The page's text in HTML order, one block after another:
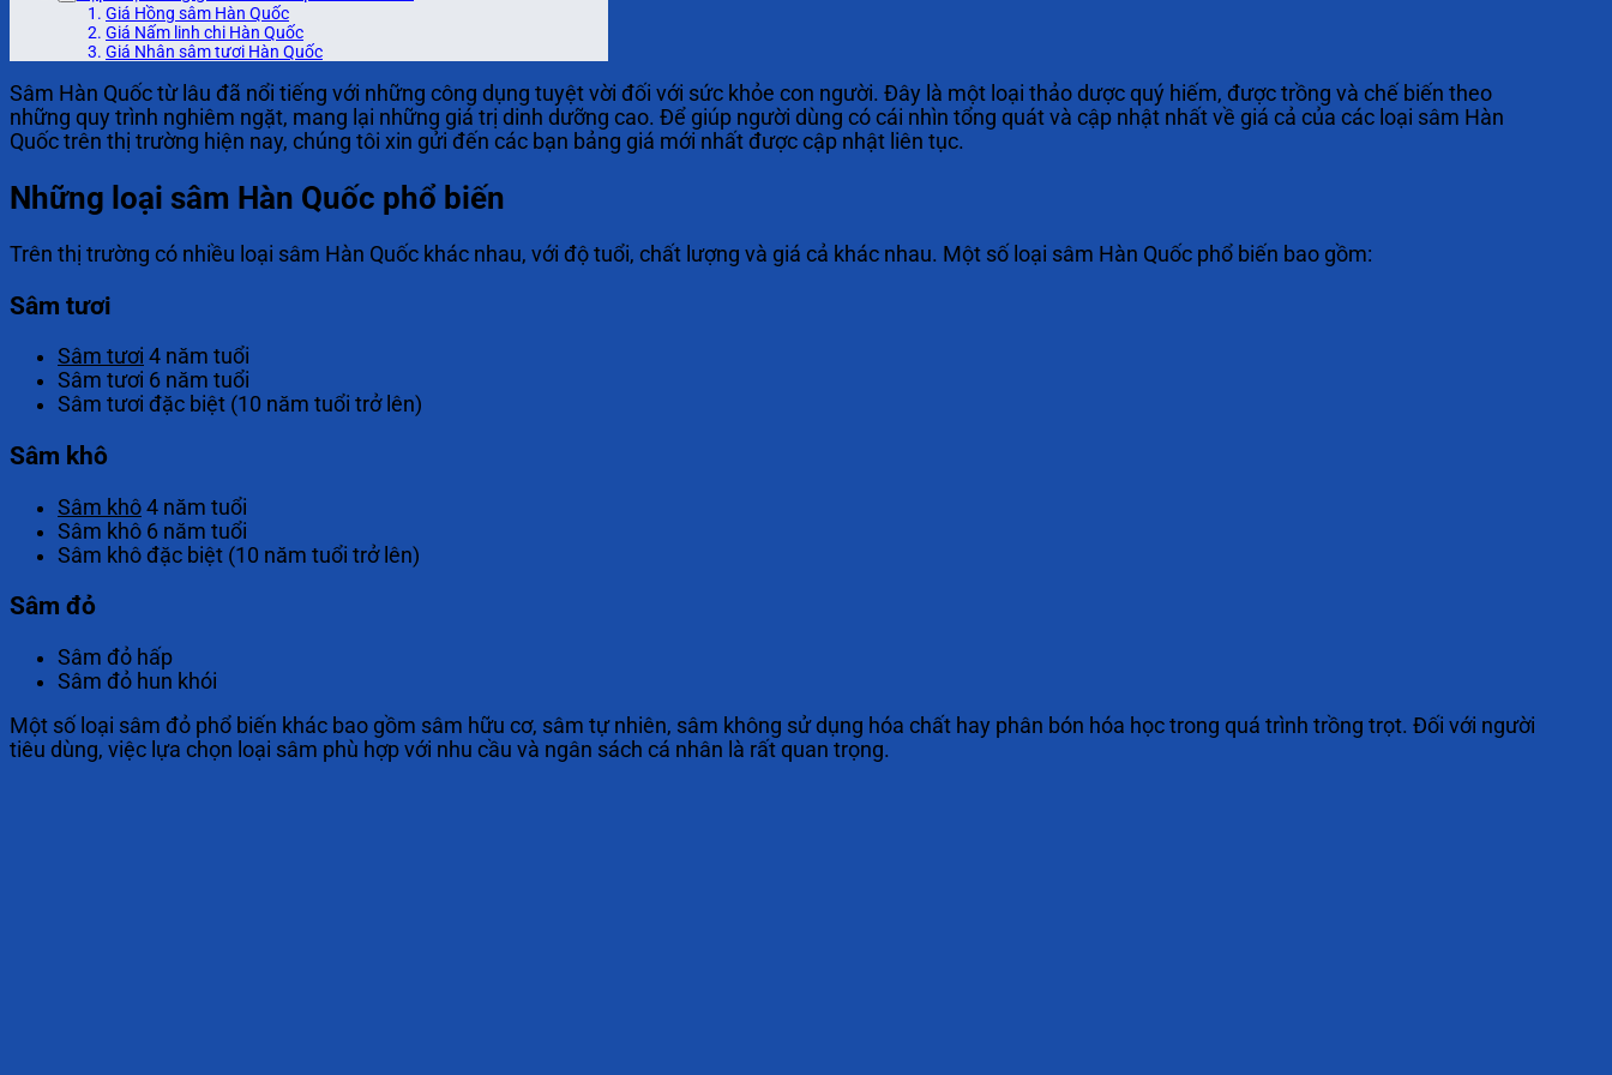
Giá Hồng sâm Hàn Quốc
Giá Nấm linh chi Hàn Quốc
Giá Nhân sâm tươi Hàn Quốc
Sâm Hàn Quốc từ lâu đã nổi tiếng với những công dụng tuyệt vời đối với sức khỏe con người. Đây là một loại thảo dược quý hiếm, được trồng và chế biến theo
những quy trình nghiêm ngặt, mang lại những giá trị dinh dưỡng cao. Để giúp người dùng có cái nhìn tổng quát và cập nhật nhất về giá cả của các loại sâm Hàn
Quốc trên thị trường hiện nay, chúng tôi xin gửi đến các bạn bảng giá mới nhất được cập nhật liên tục.
Những loại sâm Hàn Quốc phổ biến
Trên thị trường có nhiều loại sâm Hàn Quốc khác nhau, với độ tuổi, chất lượng và giá cả khác nhau. Một số loại sâm Hàn Quốc phổ biến bao gồm:
Sâm tươi
Sâm tươi 4 năm tuổi
Sâm tươi 6 năm tuổi
Sâm tươi đặc biệt (10 năm tuổi trở lên)
Sâm khô
Sâm khô 4 năm tuổi
Sâm khô 6 năm tuổi
Sâm khô đặc biệt (10 năm tuổi trở lên)
Sâm đỏ
Sâm đỏ hấp
Sâm đỏ hun khói
Một số loại sâm đỏ phổ biến khác bao gồm sâm hữu cơ, sâm tự nhiên, sâm không sử dụng hóa chất hay phân bón hóa học trong quá trình trồng trọt. Đối với người
tiêu dùng, việc lựa chọn loại sâm phù hợp với nhu cầu và ngân sách cá nhân là rất quan trọng.